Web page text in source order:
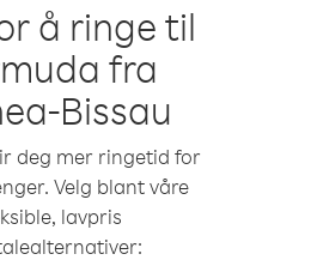
å ringe til
fra
Bissau
deg mer ringetid for
Velg blant våre
lavpris